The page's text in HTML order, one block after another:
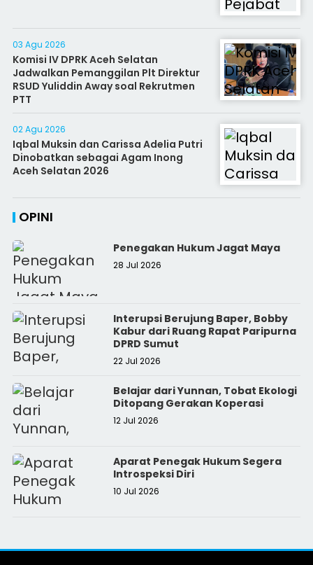
03 Agu 2026
Komisi IV DPRK Aceh Selatan
Jadwalkan Pemanggilan Plt Direktur
RSUD Yuliddin Away soal Rekrutmen
PTT
02 Agu 2026
Iqbal Muksin dan Carissa Adelia Putri
Dinobatkan sebagai Agam Inong
Aceh Selatan 2026
OPINI
Penegakan Hukum Jagat Maya
28 Jul 2026
Interupsi Berujung Baper, Bobby
Kabur dari Ruang Rapat Paripurna
DPRD Sumut
22 Jul 2026
Belajar dari Yunnan, Tobat Ekologi
Ditopang Gerakan Koperasi
12 Jul 2026
Aparat Penegak Hukum Segera
Introspeksi Diri
10 Jul 2026